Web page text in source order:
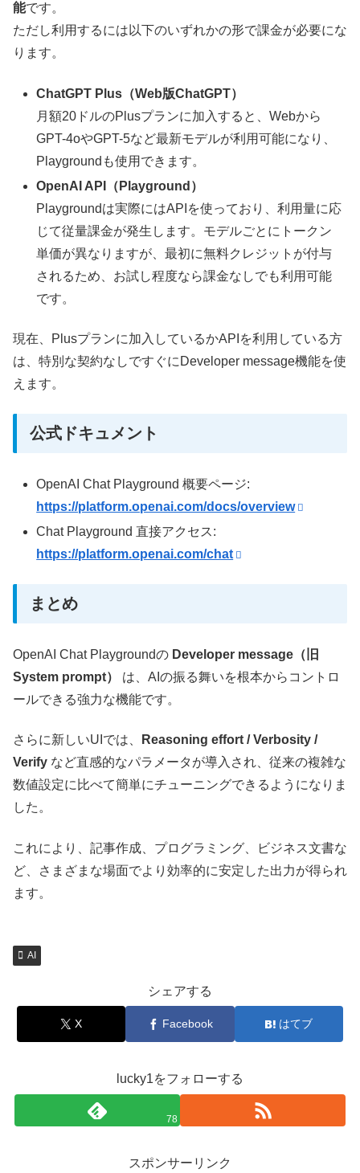
能です。
ただし利用するには以下のいずれかの形で課金が必要にな
ります。
ChatGPT Plus（Web版ChatGPT）
月額20ドルのPlusプランに加入すると、Webから
GPT-4oやGPT-5など最新モデルが利用可能になり、
Playgroundも使用できます。
OpenAI API（Playground）
Playgroundは実際にはAPIを使っており、利用量に応
じて従量課金が発生します。モデルごとにトークン
単価が異なりますが、最初に無料クレジットが付与
されるため、お試し程度なら課金なしでも利用可能
です。
現在、Plusプランに加入しているかAPIを利用している方
は、特別な契約なしですぐにDeveloper message機能を使
えます。
公式ドキュメント
OpenAI Chat Playground 概要ページ:
https://platform.openai.com/docs/overview
Chat Playground 直接アクセス:
https://platform.openai.com/chat
まとめ
OpenAI Chat Playgroundの Developer message（旧
System prompt）
は、AIの振る舞いを根本からコントロ
ールできる強力な機能です。
さらに新しいUIでは、
Reasoning effort / Verbosity /
Verify など直感的なパラメータが導入され、従来の複雑な
数値設定に比べて簡単にチューニングできるようになりま
した。
これにより、記事作成、プログラミング、ビジネス文書な
ど、さまざまな場面でより効率的に安定した出力が得られ
ます。
AI
シェアする
X Facebook はてブ
lucky1をフォローする
78
スポンサーリンク